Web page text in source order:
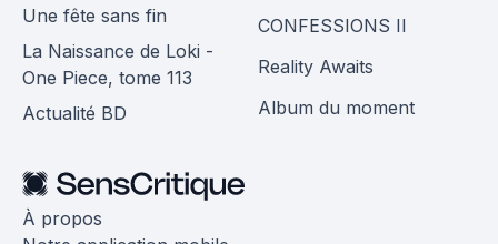
Une fête sans fin
La Naissance de Loki -
One Piece, tome 113
Actualité BD
CONFESSIONS II
Reality Awaits
Album du moment
À propos